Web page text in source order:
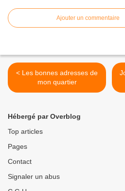
Ajouter un commentaire
< Les bonnes adresses de
mon quartier
Hébergé par Overblog
Top articles
Pages
Contact
Signaler un abus